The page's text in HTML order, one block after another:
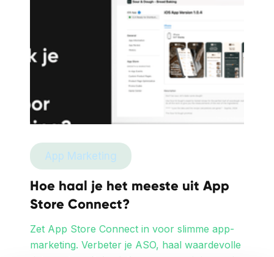
App Marketing
Hoe haal je het meeste uit App
Store Connect?
Zet App Store Connect in voor slimme app-
marketing. Verbeter je ASO, haal waardevolle